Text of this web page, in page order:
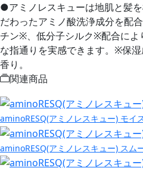
●アミノレスキューは地肌と髪
だわったアミノ酸洗浄成分を配
チン※、低分子シルク※配合によ
な指通りを実感できます。※保
香り。
関連商品
aminoRESQ(アミノレスキュー) モイ
aminoRESQ(アミノレスキュー) スム